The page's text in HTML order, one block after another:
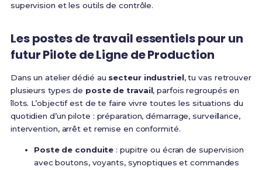
supervision et les outils de contrôle.
Les postes de travail essentiels pour un
futur Pilote de Ligne de Production
Dans un atelier dédié au secteur industriel, tu vas retrouver
plusieurs types de poste de travail, parfois regroupés en
îlots. L’objectif est de te faire vivre toutes les situations du
quotidien d’un pilote : préparation, démarrage, surveillance,
intervention, arrêt et remise en conformité.
Poste de conduite : pupitre ou écran de supervision
avec boutons, voyants, synoptiques et commandes